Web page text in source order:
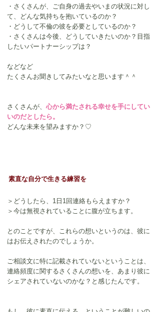
・さくさんが、ご自身の過去やいまの状況に対し
て、どんな気持ちを抱いているのか？
・どうして不倫の彼を必要としているのか？
・さくさんは今後、どうしていきたいのか？目指
したいパートナーシップは？
などなど
たくさんお聞きしてみたいなと思います＾＾
さくさんが、 心から満たされる幸せを手にしてい
いのだとしたら。
どんな未来を望みますか？♡
素直な自分で生きる練習を
＞どうしたら、1日1回連絡もらえますか？
＞今は無視されていることに腹が立ちます。
とのことですが、これらの想いというのは、彼に
はお伝えされたのでしょうか。
ご相談文に特に記載されていないということは、
連絡頻度に関するさくさんの想いを、あまり彼に
シェアされていないのかな？と感じたんです。